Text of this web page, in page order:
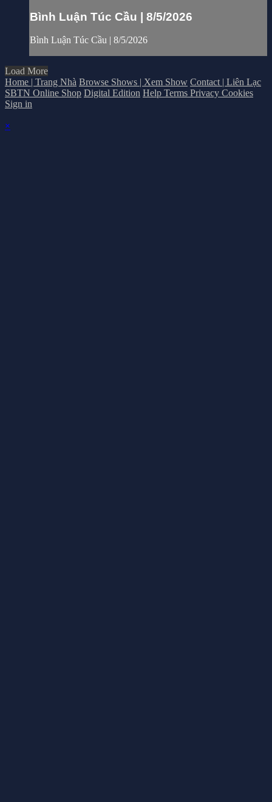
Bình Luận Túc Cầu | 8/5/2026
Bình Luận Túc Cầu | 8/5/2026
Load More
Home | Trang Nhà Browse Shows | Xem Show Contact | Liên Lạc
SBTN Online Shop Digital Edition Help Terms Privacy Cookies
Sign in
×